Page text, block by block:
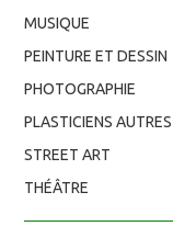
MUSIQUE
PEINTURE ET DESSIN
PHOTOGRAPHIE
PLASTICIENS AUTRES
STREET ART
THÉÂTRE